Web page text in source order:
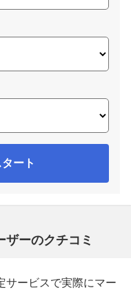
ート
ザーのクチコミ
サービスで実際にマー